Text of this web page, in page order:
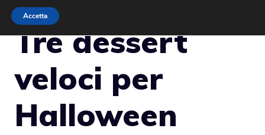
Tre dessert
veloci per
Halloween
Accetta